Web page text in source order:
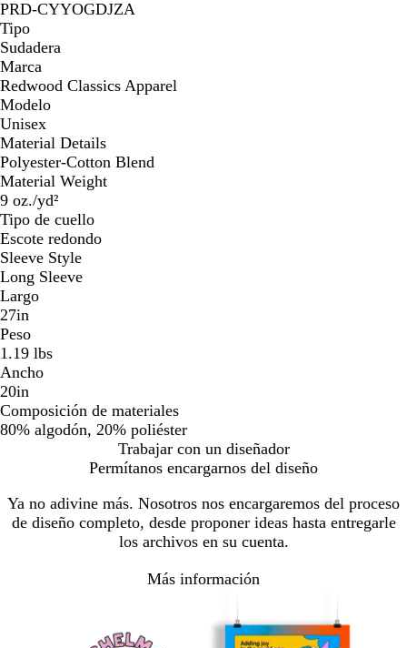
PRD-CYYOGDJZA
Tipo
Sudadera
Marca
Redwood Classics Apparel
Modelo
Unisex
Material Details
Polyester-Cotton Blend
Material Weight
9 oz./yd²
Tipo de cuello
Escote redondo
Sleeve Style
Long Sleeve
Largo
27in
Peso
1.19 lbs
Ancho
20in
Composición de materiales
80% algodón, 20% poliéster
Trabajar con un diseñador
Permítanos encargarnos del diseño
Ya no adivine más. Nosotros nos encargaremos del proceso
de diseño completo, desde proponer ideas hasta entregarle
los archivos en su cuenta.
Más información